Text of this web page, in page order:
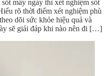
mấy ngày thì xét nghiệm sốt
rõ thời điểm xét nghiệm phù
dõi sức khỏe hiệu quả và
sẽ giải đáp khi nào nên đi […]